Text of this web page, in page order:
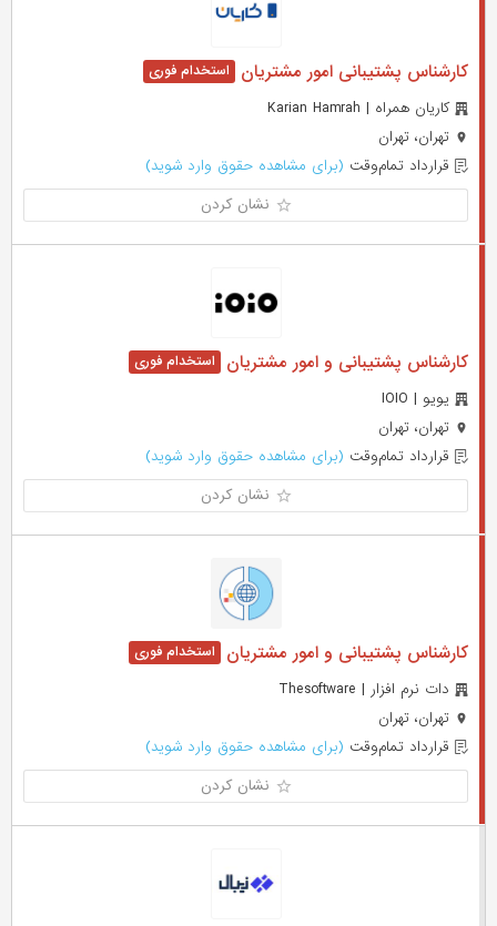
کارشناس پشتیبانی امور مشتریان
کاریان همراه | Karian Hamrah
تهران، تهران
قرارداد تمام‌وقت (برای مشاهده حقوق وارد شوید)
نشان کردن
کارشناس پشتیبانی و امور مشتریان
یویو | IOIO
تهران، تهران
قرارداد تمام‌وقت (برای مشاهده حقوق وارد شوید)
نشان کردن
کارشناس پشتیبانی و امور مشتریان
دات نرم افزار | Thesoftware
تهران، تهران
قرارداد تمام‌وقت (برای مشاهده حقوق وارد شوید)
نشان کردن